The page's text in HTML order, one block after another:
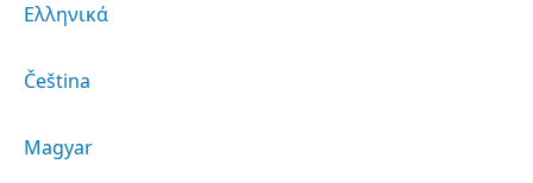
Ελληνικά
Čeština
Magyar